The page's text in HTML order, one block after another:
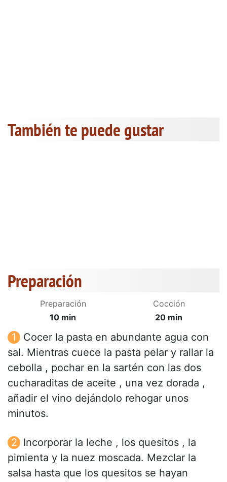
También te puede gustar
Preparación
Preparación
10 min
Cocción
20 min
Cocer la pasta en abundante agua con
sal. Mientras cuece la pasta pelar y rallar la
cebolla , pochar en la sartén con las dos
cucharaditas de aceite , una vez dorada ,
añadir el vino dejándolo rehogar unos
minutos.
Incorporar la leche , los quesitos , la
pimienta y la nuez moscada. Mezclar la
salsa hasta que los quesitos se hayan